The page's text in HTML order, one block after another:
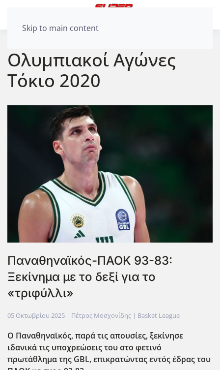
Skip to main content
Ολυμπιακοί Αγώνες
Τόκιο 2020
Παναθηναϊκός-ΠΑΟΚ 93-83:
Ξεκίνημα με το δεξί για το
«τριφύλλι»
05 Οκτωβρίου 2025 | Πέτρος Μοσχονίδης | Basket League
Ο Παναθηναϊκός, παρά τις απουσίες, ξεκίνησε
ιδανικά τις υποχρεώσεις του στο φετινό
πρωτάθλημα της GBL, επικρατώντας εντός έδρας του